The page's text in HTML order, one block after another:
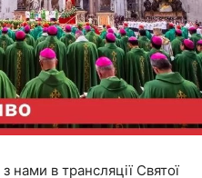
в трансляції Святої